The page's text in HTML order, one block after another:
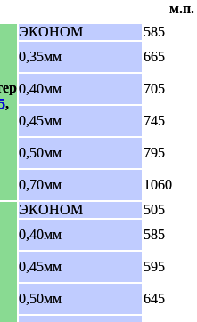
м.п.
,
ЭКОНОМ 585
0,35мм
665
0,40мм 705
0,45мм 745
0,50мм 795
0,70мм 1060
ЭКОНОМ 505
0,40мм
585
0,45мм 595
0,50мм 645